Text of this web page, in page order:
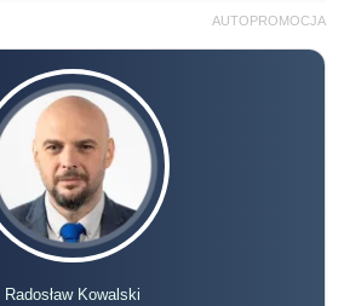
AUTOPROMOCJA
Radosław Kowalski